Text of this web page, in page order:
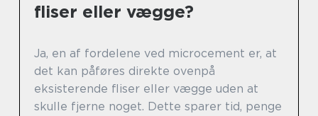
fliser eller vægge?
Ja, en af fordelene ved microcement er, at
det kan påføres direkte ovenpå
eksisterende fliser eller vægge uden at
skulle fjerne noget. Dette sparer tid, penge